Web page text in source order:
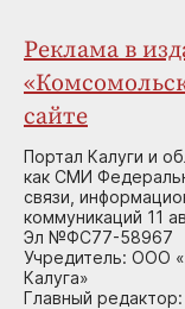
Реклама в
сайте
Портал Калуги и
как СМИ
связи,
коммуникаций 11
Эл №ФС77-58967
Учредитель: ООО
Калуга»
Главный